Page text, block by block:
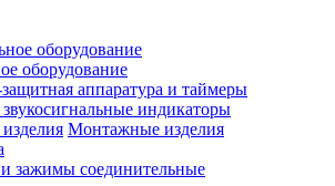
оборудование
оборудование
аппаратура и таймеры
индикаторы
Монтажные изделия
зажимы соединительные